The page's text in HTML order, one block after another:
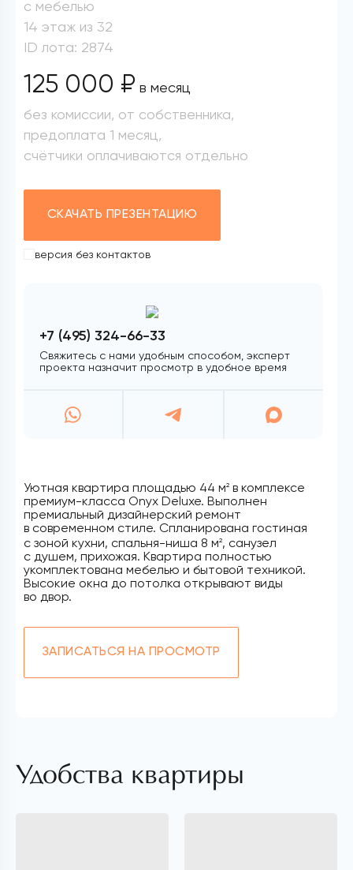
Уютная квартира площадью 44 м2 в комплексе
премиум-класса Onyx Deluxe. Выполнен
премиальный дизайнерский ремонт
в современном стиле. Спланирована гостиная
с зоной кухни, спальня-ниша 8 м2, санузел
с душем, прихожая. Квартира полностью
укомплектована мебелью и бытовой техникой.
Высокие окна до потолка открывают виды
во двор.
ЗАПИСАТЬСЯ НА ПРОСМОТР
с мебелью
14 этаж из 32
ID лота: 2874
125 000 ₽ в месяц
без комиссии, от собственника,
предоплата 1 месяц,
счётчики оплачиваются отдельно
СКАЧАТЬ ПРЕЗЕНТАЦИЮ
версия без контактов
+7 (495) 324-66-33
Свяжитесь с нами удобным способом, эксперт
проекта назначит просмотр в удобное время
Удобства квартиры